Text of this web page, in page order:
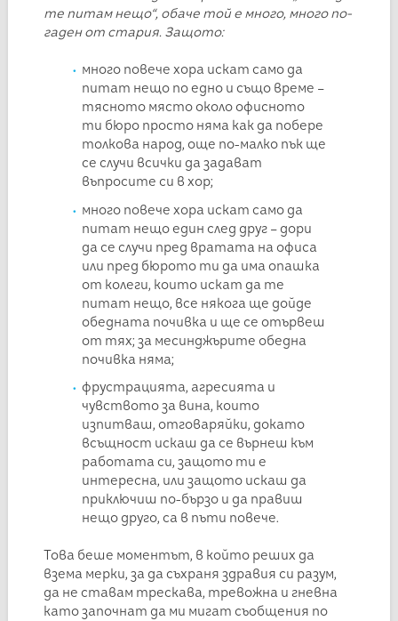
те питам нещо“, обаче той е много, много по-
гаден от стария. Защото:
много повече хора искат само да
питат нещо по едно и също време –
тясното място около офисното
ти бюро просто няма как да побере
толкова народ, още по-малко пък ще
се случи всички да задават
въпросите си в хор;
много повече хора искат само да
питат нещо един след друг – дори
да се случи пред вратата на офиса
или пред бюрото ти да има опашка
от колеги, които искат да те
питат нещо, все някога ще дойде
обедната почивка и ще се отървеш
от тях; за месинджърите обедна
почивка няма;
фрустрацията, агресията и
чувството за вина, които
изпитваш, отговаряйки, докато
всъщност искаш да се върнеш към
работата си, защото ти е
интересна, или защото искаш да
приключиш по-бързо и да правиш
нещо друго, са в пъти повече.
Това беше моментът, в който реших да
взема мерки, за да съхраня здравия си разум,
да не ставам трескава, тревожна и гневна
като започнат да ми мигат съобщения по